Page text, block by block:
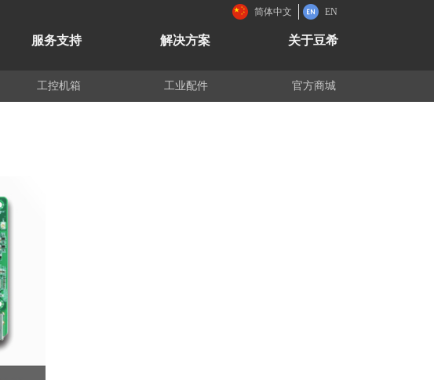
工控机箱 工业配件 官方商城
服务支持 解决方案 关于豆希
简体中文 EN